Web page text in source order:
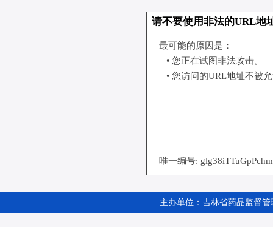
主办单位：吉林省药品监督